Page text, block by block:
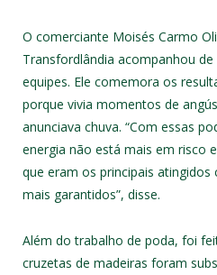
O comerciante Moisés Carmo
Transfordlândia acompanhou
equipes. Ele comemora os
porque vivia momentos de
anunciava chuva. “Com essas
energia não está mais em risco
que eram os principais
mais garantidos”, disse.
Além do trabalho de poda, foi
cruzetas de madeiras foram